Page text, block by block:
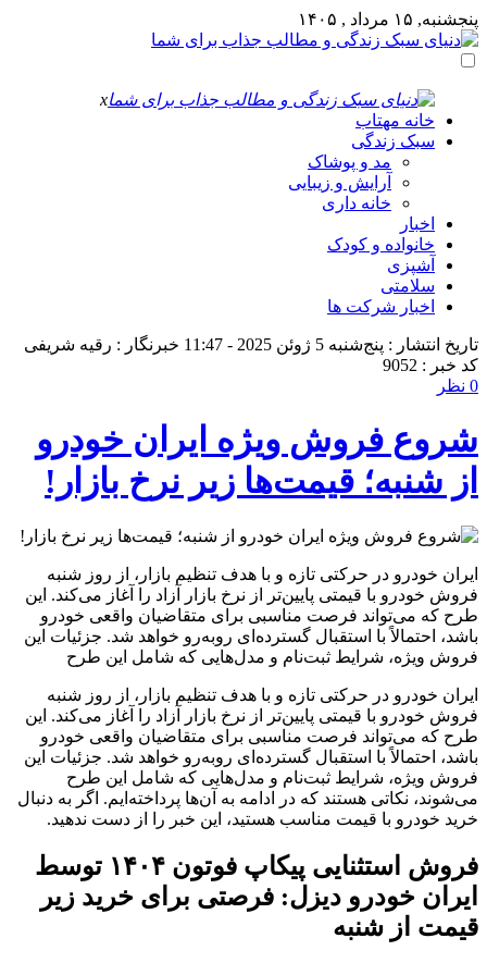
پنجشنبه, ۱۵ مرداد , ۱۴۰۵
x
خانه مهتاب
سبک زندگی
مد و پوشاک
آرایش و زیبایی
خانه داری
اخبار
خانواده و کودک
آشپزی
سلامتی
اخبار شرکت ها
تاریخ انتشار : پنج‌شنبه 5 ژوئن 2025 - 11:47
خبرنگار : رقیه شریفی
کد خبر : 9052
0 نظر
شروع فروش ویژه ایران‌ خودرو
از شنبه؛ قیمت‌ها زیر نرخ بازار!
ایران‌ خودرو در حرکتی تازه و با هدف تنظیم بازار، از روز شنبه
فروش خودرو با قیمتی پایین‌تر از نرخ بازار آزاد را آغاز می‌کند. این
طرح که می‌تواند فرصت مناسبی برای متقاضیان واقعی خودرو
باشد، احتمالاً با استقبال گسترده‌ای روبه‌رو خواهد شد. جزئیات این
فروش ویژه، شرایط ثبت‌نام و مدل‌هایی که شامل این طرح
ایران‌ خودرو در حرکتی تازه و با هدف تنظیم بازار، از روز شنبه
فروش خودرو با قیمتی پایین‌تر از نرخ بازار آزاد را آغاز می‌کند. این
طرح که می‌تواند فرصت مناسبی برای متقاضیان واقعی خودرو
باشد، احتمالاً با استقبال گسترده‌ای روبه‌رو خواهد شد. جزئیات این
فروش ویژه، شرایط ثبت‌نام و مدل‌هایی که شامل این طرح
می‌شوند، نکاتی هستند که در ادامه به آن‌ها پرداخته‌ایم. اگر به دنبال
خرید خودرو با قیمت مناسب هستید، این خبر را از دست ندهید.
فروش استثنایی پیکاپ فوتون ۱۴۰۴ توسط
ایران خودرو دیزل: فرصتی برای خرید زیر
قیمت از شنبه